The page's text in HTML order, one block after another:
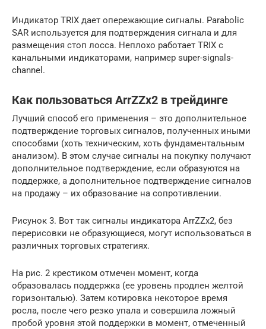
Индикатор TRIX дает опережающие сигналы. Parabolic
SAR используется для подтверждения сигнала и для
размещения стоп лосса. Неплохо работает TRIX с
канальными индикаторами, например super-signals-
channel.
Как пользоваться ArrZZx2 в трейдинге
Лучший способ его применения – это дополнительное
подтверждение торговых сигналов, полученных иными
способами (хоть техническим, хоть фундаментальным
анализом). В этом случае сигналы на покупку получают
дополнительное подтверждение, если образуются на
поддержке, а дополнительное подтверждение сигналов
на продажу – их образование на сопротивлении.
Рисунок 3. Вот так сигналы индикатора ArrZZx2, без
перерисовки не образующиеся, могут использоваться в
различных торговых стратегиях.
На рис. 2 крестиком отмечен момент, когда
образовалась поддержка (ее уровень продлен желтой
горизонталью). Затем котировка некоторое время
росла, после чего резко упала и совершила ложный
пробой уровня этой поддержки в момент, отмеченный